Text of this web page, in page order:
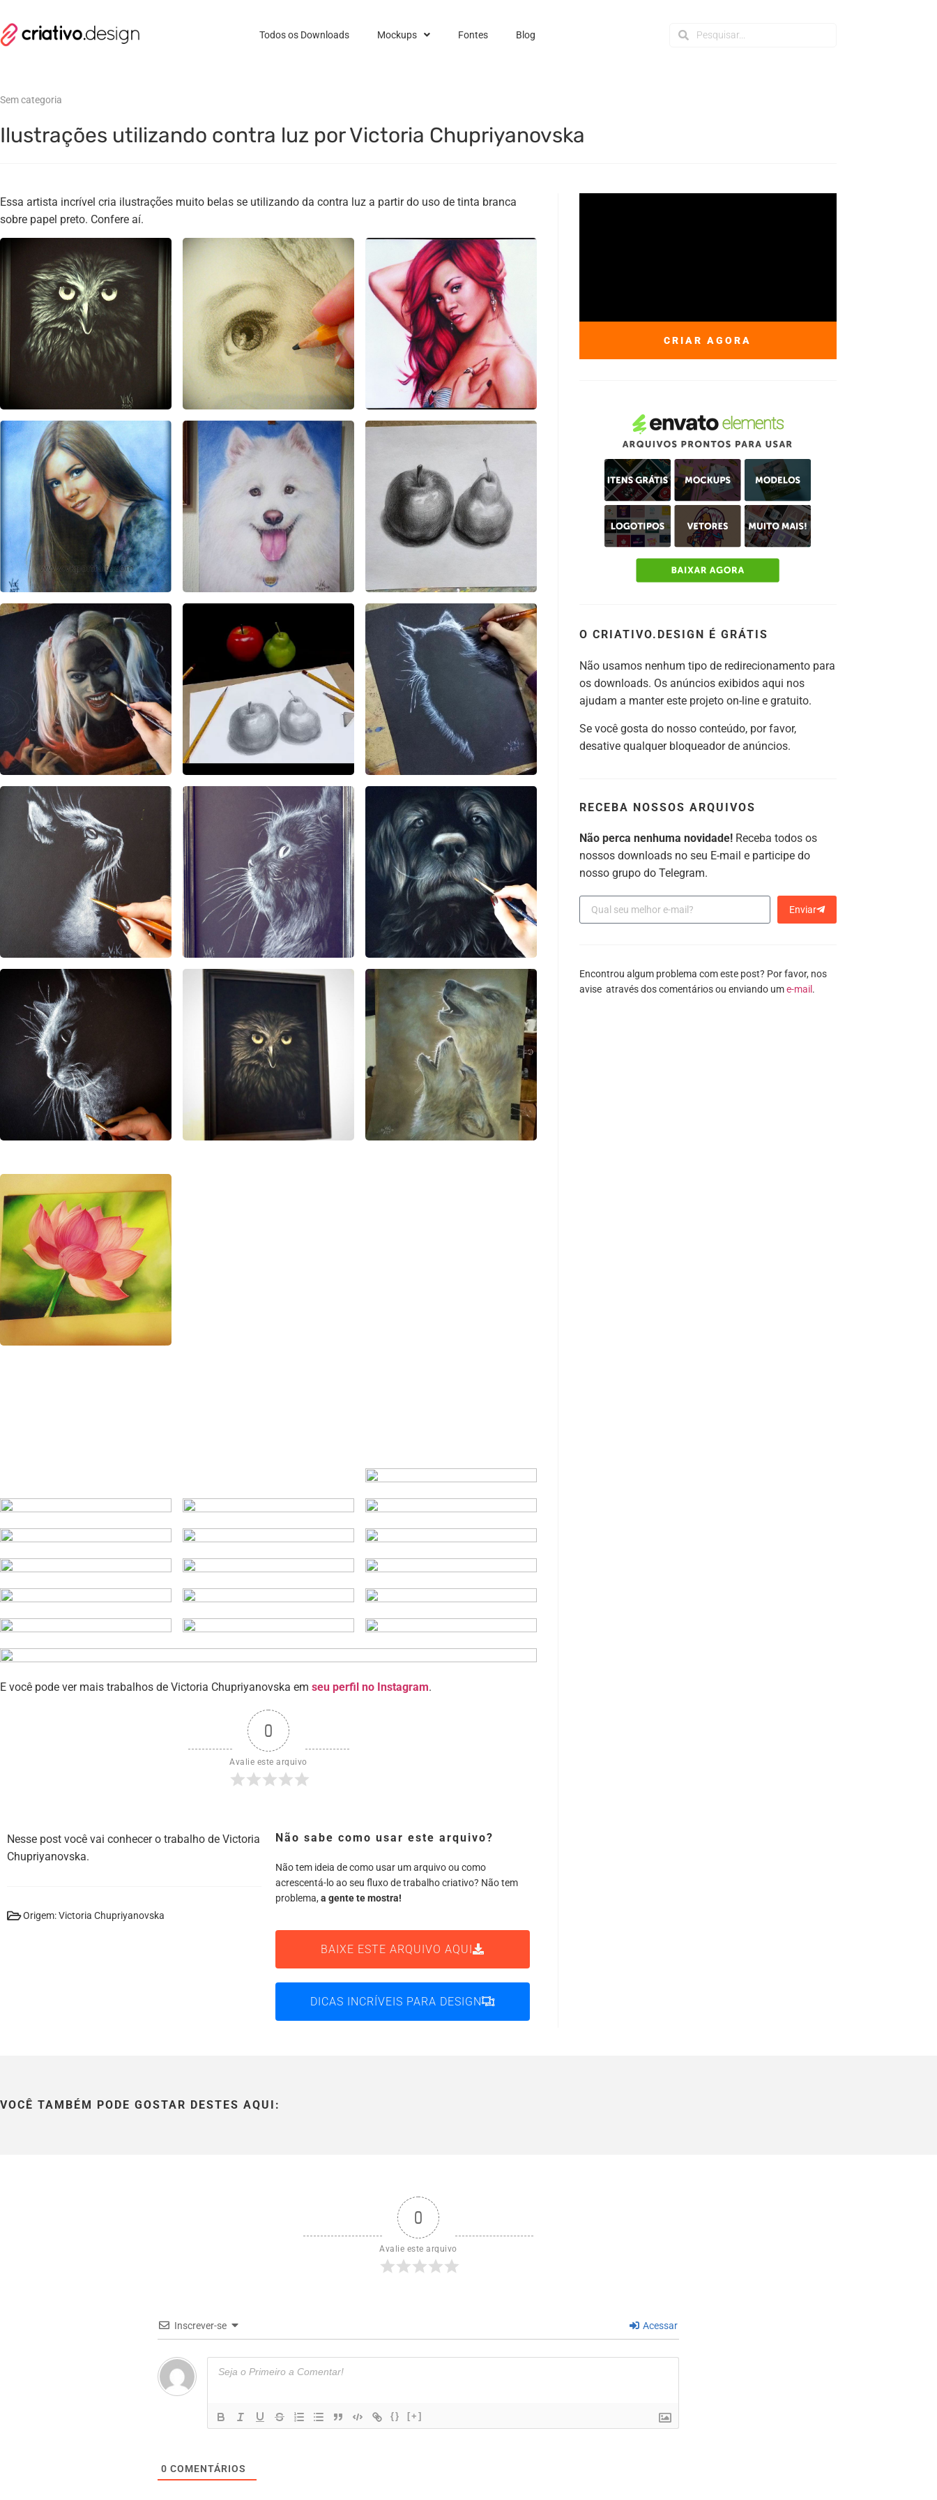
Todos os Downloads Mockups Fontes Blog
Sem categoria
Ilustrações utilizando contra luz por Victoria Chupriyanovska
Essa artista incrível cria ilustrações muito belas se utilizando da contra luz a partir do uso de tinta branca
sobre papel preto. Confere aí.
E você pode ver mais trabalhos de Victoria Chupriyanovska em seu perfil no Instagram.
0
Avalie este arquivo
Nesse post você vai conhecer o trabalho de Victoria
Chupriyanovska.
Origem: Victoria Chupriyanovska
Não sabe como usar este arquivo?
Não tem ideia de como usar um arquivo ou como
acrescentá-lo ao seu fluxo de trabalho criativo? Não tem
problema, a gente te mostra!
BAIXE ESTE ARQUIVO AQUI
DICAS INCRÍVEIS PARA DESIGN
CRIAR AGORA
O CRIATIVO.DESIGN É GRÁTIS
Não usamos nenhum tipo de redirecionamento para
os downloads. Os anúncios exibidos aqui nos
ajudam a manter este projeto on-line e gratuito.
Se você gosta do nosso conteúdo, por favor,
desative qualquer bloqueador de anúncios.
RECEBA NOSSOS ARQUIVOS
Não perca nenhuma novidade!Receba todos os
nossos downloads no seu E-mail e participe do
nosso grupo do Telegram.
Enviar
Encontrou algum problema com este post? Por favor, nos
avise através dos comentários ou enviando ume-mail .
VOCÊ TAMBÉM PODE GOSTAR DESTES AQUI:
0
Avalie este arquivo
Inscrever-se Acessar
{} [+]
0 COMENTÁRIOS